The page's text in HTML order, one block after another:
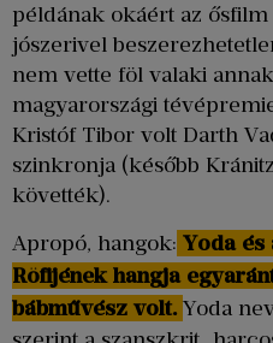
példának okáért az
jószerivel
nem vette föl valaki
magyarországi
Kristóf Tibor volt Darth
szinkronja (később
követték).
Apropó, hangok: Yoda és
Röfijének hangja
bábművész volt. Yoda